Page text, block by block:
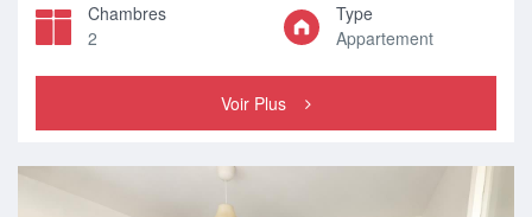
Chambres
2
Type
Appartement
Voir Plus